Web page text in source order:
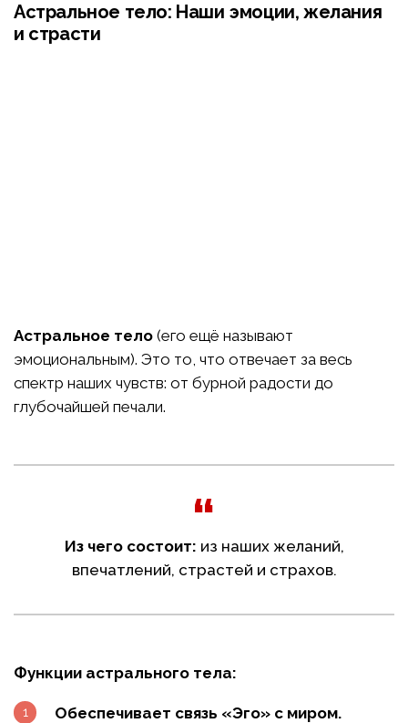
Астральное тело: Наши эмоции, желания
и страсти
Астральное тело (его ещё называют
эмоциональным). Это то, что отвечает за весь
спектр наших чувств: от бурной радости до
глубочайшей печали.
Из чего состоит: из наших желаний,
впечатлений, страстей и страхов.
Функции астрального тела:
Обеспечивает связь «Эго» с миром.